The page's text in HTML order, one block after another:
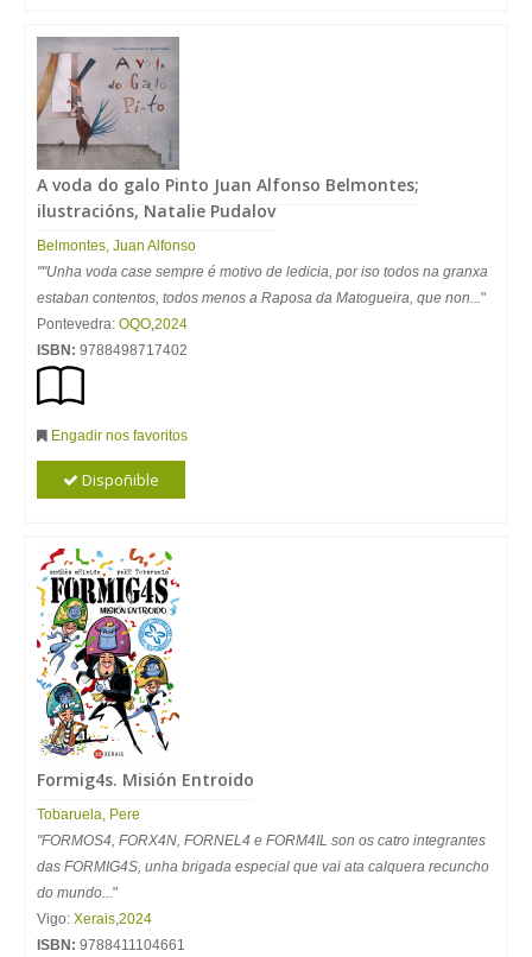
A voda do galo Pinto Juan Alfonso Belmontes;
ilustracións, Natalie Pudalov
Belmontes, Juan Alfonso
""Unha voda case sempre é motivo de ledicia, por iso todos na granxa
estaban contentos, todos menos a Raposa da Matogueira, que non..."
Pontevedra: OQO,2024
ISBN: 9788498717402
Engadir nos favoritos
Dispoñible
Formig4s. Misión Entroido
Tobaruela, Pere
"FORMOS4, FORX4N, FORNEL4 e FORM4IL son os catro integrantes
das FORMIG4S, unha brigada especial que vai ata calquera recuncho
do mundo..."
Vigo: Xerais,2024
ISBN: 9788411104661